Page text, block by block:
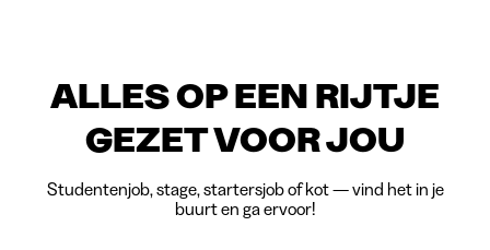
ALLES OP EEN RIJTJE
GEZET VOOR JOU
Studentenjob, stage, startersjob of kot — vind het in je
buurt en ga ervoor!